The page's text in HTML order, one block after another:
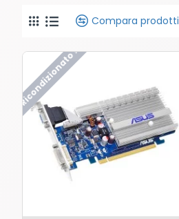
Compara prodotti
Ricondizionato !